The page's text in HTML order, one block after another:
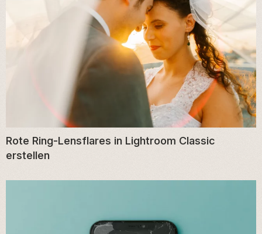
Rote Ring-Lensflares in Lightroom Classic
erstellen